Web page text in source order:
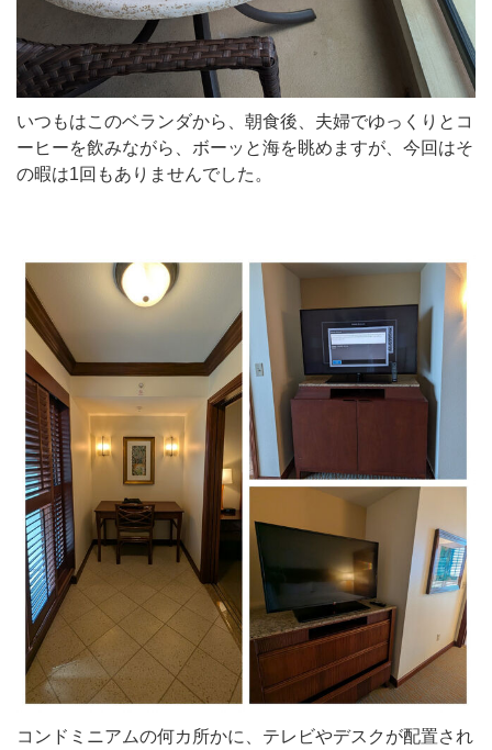
いつもはこのベランダから、朝食後、夫婦でゆっくりとコ
ーヒーを飲みながら、ボーッと海を眺めますが、今回はそ
の暇は1回もありませんでした。
コンドミニアムの何カ所かに、テレビやデスクが配置され